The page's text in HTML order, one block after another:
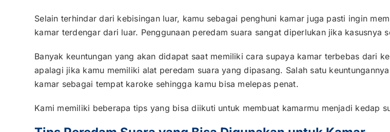
Selain terhindar dari kebisingan luar, kamu sebagai penghuni kamar juga pasti ingin
kamar terdengar dari luar. Penggunaan peredam suara sangat diperlukan jika kasusnya
Banyak keuntungan yang akan didapat saat memiliki cara supaya kamar terbebas dari
apalagi jika kamu memiliki alat peredam suara yang dipasang. Salah satu
kamar sebagai tempat karoke sehingga kamu bisa melepas penat.
Kami memiliki beberapa tips yang bisa diikuti untuk membuat kamarmu menjadi kedap